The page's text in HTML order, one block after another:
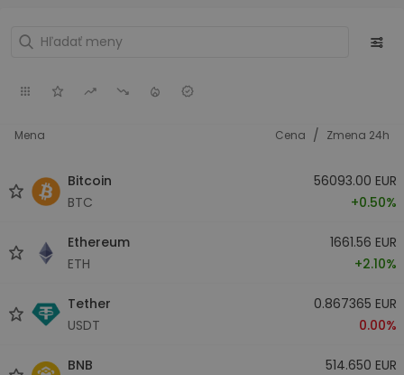
Mena Cena / Zmena 24h
Bitcoin
BTC
56093.00 EUR
+0.50%
Ethereum
ETH
1661.56 EUR
+2.10%
Tether
USDT
0.867365 EUR
0.00%
BNB
514.650 EUR